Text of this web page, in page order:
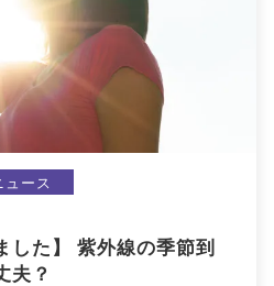
低下 #目の健康
#目のかすみ #ドライアイ
#ブルーライト
#こどもの目の日
い理由 #目を鍛える方法
ース
した】 紫外線の季節到
夫？